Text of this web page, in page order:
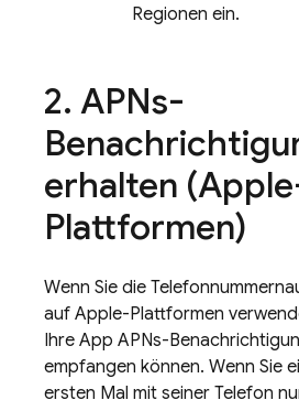
Regionen ein.
APNs-
erhalten
Plattformen)
Wenn Sie die
auf Apple-Plattformen
Ihre App APNs-
empfangen können. Wenn Sie
ersten Mal mit seiner Telefon